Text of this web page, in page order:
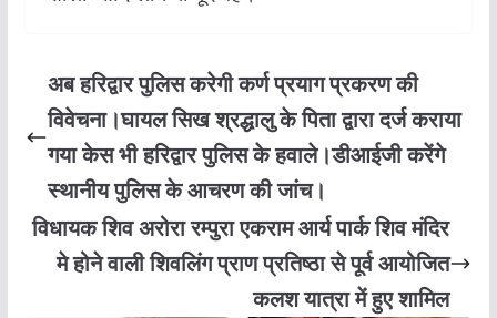
अब हरिद्वार पुलिस करेगी कर्ण प्रयाग प्रकरण की
विवेचना।घायल सिख श्रद्धालु के पिता द्वारा दर्ज कराया
गया केस भी हरिद्वार पुलिस के हवाले।डीआईजी करेंगे
स्थानीय पुलिस के आचरण की जांच।
विधायक शिव अरोरा रम्पुरा एकराम आर्य पार्क शिव मंदिर
मे होने वाली शिवलिंग प्राण प्रतिष्ठा से पूर्व आयोजित
कलश यात्रा में हुए शामिल